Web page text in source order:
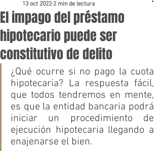
El impago del préstamo
hipotecario puede ser
constitutivo de delito
13 oct 2022 2 min de lectura
¿Qué ocurre si no pago la cuota
hipotecaria? La respuesta fácil,
que todos tendremos en mente,
es que la entidad bancaria podrá
iniciar un procedimiento de
ejecución hipotecaria llegando a
enajenarse el bien.